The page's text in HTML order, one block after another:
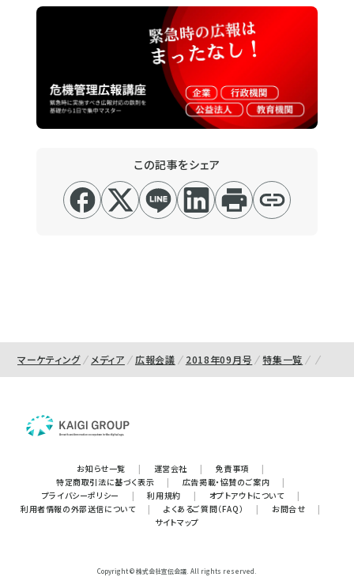
この記事をシェア
マーケティング メディア 広報会議 2018年09月号 特集一覧
お知らせ一覧 | 運営会社 | 免責事項
|
特定商取引法に基づく表示
| 広告掲載・協賛のご案内
|
プライバシーポリシー
| 利用規約 | オプトアウトについて
|
利用者情報の外部送信について
| よくあるご質問（FAQ） | お問合せ
|
サイトマップ
Copyright © 株式会社宣伝会議. All rights reserved.